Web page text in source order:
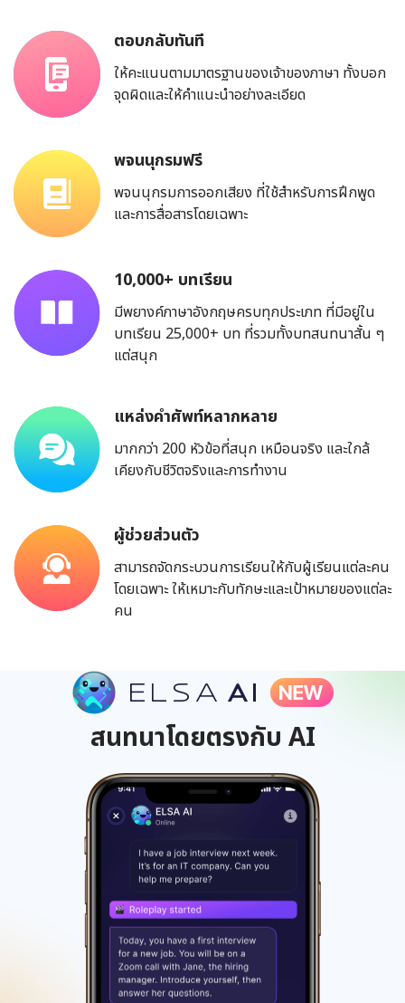
ตอบกลับทันที
ให้คะแนนตามมาตรฐานของเจ้าของภาษา ทั้งบอก
จุดผิดและให้คำแนะนำอย่างละเอียด
พจนนุกรมฟรี
พจนนุกรมการออกเสียง ที่ใช้สำหรับการฝึกพูด
และการสื่อสารโดยเฉพาะ
10,000+ บทเรียน
มีพยางค์ภาษาอังกฤษครบทุกประเภท ที่มีอยู่ใน
บทเรียน 25,000+ บท ที่รวมทั้งบทสนทนาสั้น ๆ
แต่สนุก
แหล่งคำศัพท์หลากหลาย
มากกว่า 200 หัวข้อที่สนุก เหมือนจริง และใกล้
เคียงกับชีวิตจริงและการทำงาน
ผู้ช่วยส่วนตัว
สามารถจัดกระบวนการเรียนให้กับผู้เรียนแต่ละคน
โดยเฉพาะ ให้เหมาะกับทักษะและเป้าหมายของแต่ละ
คน
สนทนาโดยตรงกับ AI